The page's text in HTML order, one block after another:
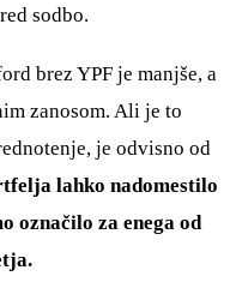
sodbo.
brez YPF je manjše, a
zanosom. Ali je to
je odvisno od
lahko nadomestilo
označilo za enega od